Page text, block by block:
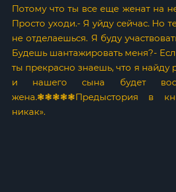
Потому что ты все еще женат на
Просто уходи.- Я уйду сейчас. Но
не отделаешься. Я буду
Будешь шантажировать меня?-
ты прекрасно знаешь, что я найду
и нашего сына будет
жена.❃❃❃❃❃Предыстория в
никак».